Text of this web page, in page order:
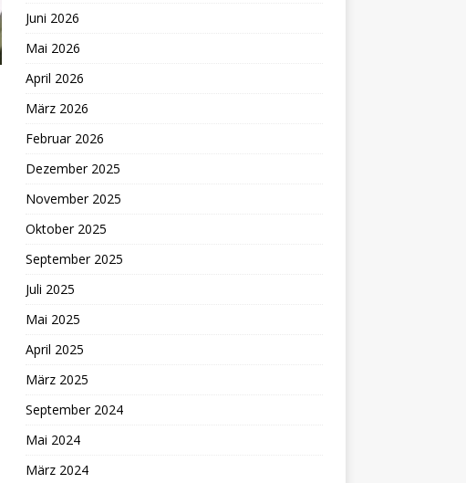
Juni 2026
Mai 2026
April 2026
März 2026
Februar 2026
Dezember 2025
November 2025
Oktober 2025
September 2025
Juli 2025
Mai 2025
April 2025
März 2025
September 2024
Mai 2024
März 2024